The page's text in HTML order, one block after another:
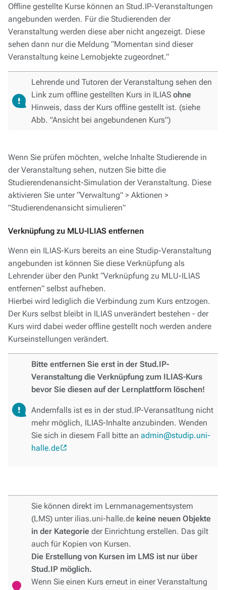
Offline gestellte Kurse können an Stud.IP-Veranstaltungen
angebunden werden. Für die Studierenden der
Veranstaltung werden diese aber nicht angezeigt. Diese
sehen dann nur die Meldung “Momentan sind dieser
Veranstaltung keine Lernobjekte zugeordnet.”
Lehrende und Tutoren der Veranstaltung sehen den
Link zum offline gestellten Kurs in ILIAS ohne
Hinweis, dass der Kurs offline gestellt ist. (siehe
Abb. "Ansicht bei angebundenen Kurs")
Wenn Sie prüfen möchten, welche Inhalte Studierende in
der Veranstaltung sehen, nutzen Sie bitte die
Studierendenansicht-Simulation der Veranstaltung. Diese
aktivieren Sie unter “Verwaltung” > Aktionen >
"Studierendenansicht simulieren”
Verknüpfung zu MLU-ILIAS entfernen
Wenn ein ILIAS-Kurs bereits an eine Studip-Veranstaltung
angebunden ist können Sie diese Verknüpfung als
Lehrender über den Punkt “Verknüpfung zu MLU-ILIAS
entfernen” selbst aufheben.
Hierbei wird lediglich die Verbindung zum Kurs entzogen.
Der Kurs selbst bleibt in ILIAS unverändert bestehen - der
Kurs wird dabei weder offline gestellt noch werden andere
Kurseinstellungen verändert.
Bitte entfernen Sie erst in der Stud.IP-
Veranstaltung die Verknüpfung zum ILIAS-Kurs
bevor Sie diesen auf der Lernplattform löschen!
Andernfalls ist es in der stud.IP-Veransatltung nicht
mehr möglich, ILIAS-Inhalte anzubinden. Wenden
Sie sich in diesem Fall bitte an admin@studip.uni-
halle.de
Sie können direkt im Lernmanagementsystem
(LMS) unter ilias.uni-halle.de keine neuen Objekte
in der Kategorie der Einrichtung erstellen. Das gilt
auch für Kopien von Kursen.
Die Erstellung von Kursen im LMS ist nur über
Stud.IP möglich.
Wenn Sie einen Kurs erneut in einer Veranstaltung